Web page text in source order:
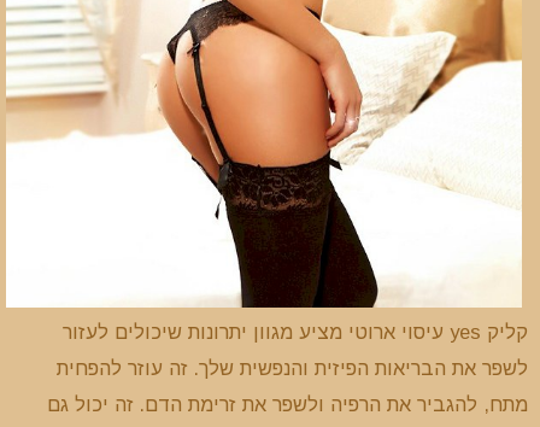
קליק yes עיסוי ארוטי מציע מגוון יתרונות שיכולים לעזור
לשפר את הבריאות הפיזית והנפשית שלך. זה עוזר להפחית
מתח, להגביר את הרפיה ולשפר את זרימת הדם. זה יכול גם